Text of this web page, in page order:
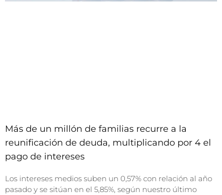
Más de un millón de familias recurre a la
reunificación de deuda, multiplicando por 4 el
pago de intereses
Los intereses medios suben un 0,57% con relación al año
pasado y se sitúan en el 5,85%, según nuestro último